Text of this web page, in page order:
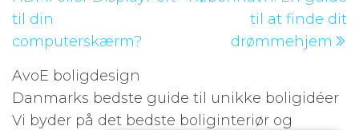
til din
computerskærm?
til at finde dit
drømmehjem
AvoE boligdesign
Danmarks bedste guide til unikke boligidéer
Vi byder på det bedste boliginteriør og